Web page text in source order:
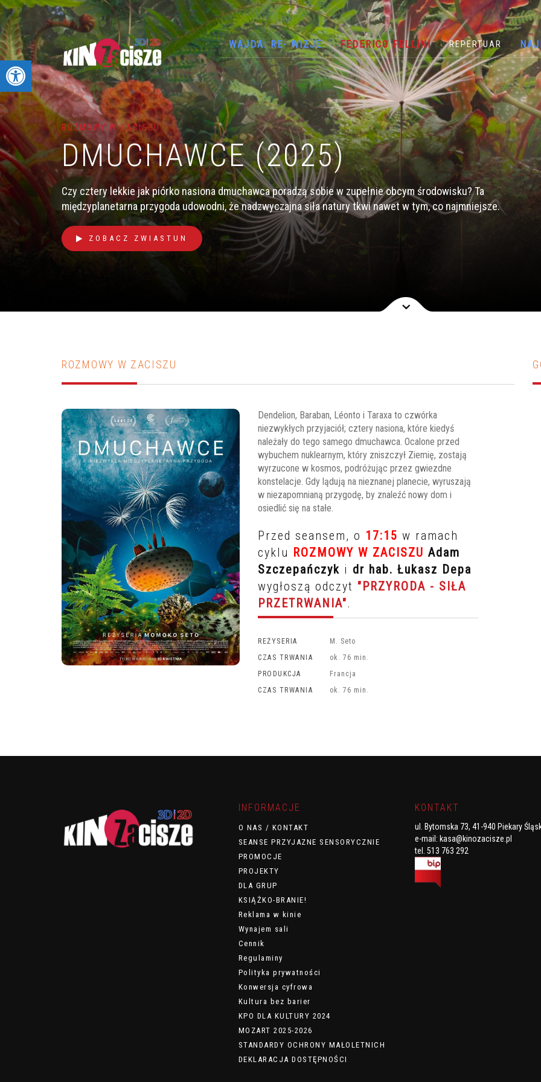
Otwórz pasek narzędzi
WAJDA: RE- WIZJE FEDERICO FELLINI REPERTUAR
ROZMOWY W ZACISZU
DMUCHAWCE (2025)
Czy cztery lekkie jak piórko nasiona dmuchawca poradzą sobie w zupełnie obcym środowisku? Ta
międzyplanetarna przygoda udowodni, że nadzwyczajna siła natury tkwi nawet w tym, co najmniejsze.
ZOBACZ ZWIASTUN
ROZMOWY W ZACISZU
Dendelion, Baraban, Léonto i Taraxa to czwórka
niezwykłych przyjaciół; cztery nasiona, które kiedyś
należały do tego samego dmuchawca. Ocalone przed
wybuchem nuklearnym, który zniszczył Ziemię, zostają
wyrzucone w kosmos, podróżując przez gwiezdne
konstelacje. Gdy lądują na nieznanej planecie, wyruszają
w niezapomnianą przygodę, by znaleźć nowy dom i
osiedlić się na stałe.
Przed seansem, o 17:15 w ramach
cyklu ROZMOWY W ZACISZU Adam
Szczepańczyk i dr hab. Łukasz Depa
wygłoszą odczyt "PRZYRODA - SIŁA
PRZETRWANIA".
REŻYSERIA
M. Seto
CZAS TRWANIA
ok. 76 min.
PRODUKCJA
Francja
CZAS TRWANIA
ok. 76 min.
INFORMACJE
O NAS / KONTAKT
SEANSE PRZYJAZNE SENSORYCZNIE
PROMOCJE
PROJEKTY
DLA GRUP
KSIĄŻKO-BRANIE!
Reklama w kinie
Wynajem sali
Cennik
Regulaminy
Polityka prywatności
Konwersja cyfrowa
Kultura bez barier
KPO DLA KULTURY 2024
MOZART 2025-2026
STANDARDY OCHRONY MAŁOLETNICH
DEKLARACJA DOSTĘPNOŚCI
KONTAKT
ul. Bytomska 73, 41-940 Piekary
e-mail: kasa@kinozacisze.pl
tel. 513 763 292